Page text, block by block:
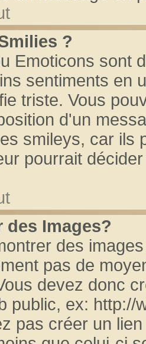
?
Emoticons sont
sentiments en
triste. Vous
d'un
smileys, car ils
pourrait
des Images?
des
pas de
devez donc
public, ex: http://
pas créer un